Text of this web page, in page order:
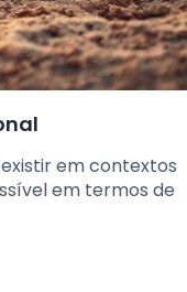
em contextos
em termos de